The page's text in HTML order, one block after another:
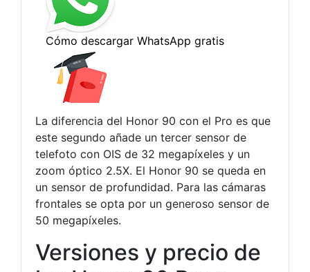
La diferencia del Honor 90 con el Pro es que
este segundo añade un tercer sensor de
telefoto con OIS de 32 megapíxeles y un
zoom óptico 2.5X. El Honor 90 se queda en
un sensor de profundidad. Para las cámaras
frontales se opta por un generoso sensor de
50 megapíxeles.
Versiones y precio de